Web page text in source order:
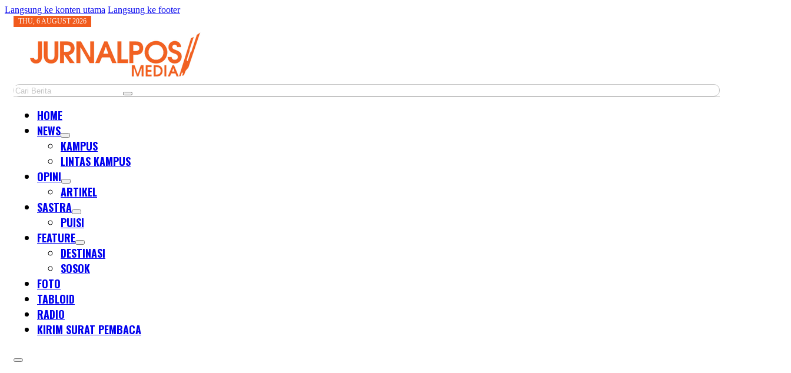
Langsung ke konten utama Langsung ke footer
THU, 6 AUGUST 2026
Cari
HOME
NEWS
KAMPUS
LINTAS KAMPUS
OPINI
ARTIKEL
SASTRA
PUISI
FEATURE
DESTINASI
SOSOK
FOTO
TABLOID
RADIO
KIRIM SURAT PEMBACA